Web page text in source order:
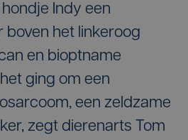
Indy een
boven het linkeroog
en bioptname
ging om een
een zeldzame
zegt dierenarts Tom